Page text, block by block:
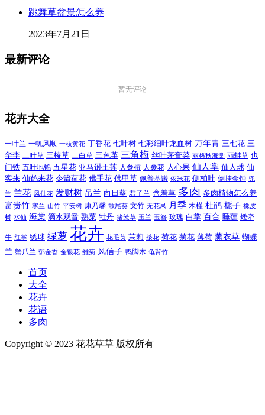
跳舞草盆景怎么养
2023年7月21日
最新评论
暂无评论
花卉大全
一叶兰 一帆风顺 一枝黄花 丁香花 七叶树 七彩细叶龙血树 万年青 三七花 三
华李 三叶草 三棱草 三白草 三色堇 三角梅 丝叶茅膏菜 丽格秋海棠 丽蚌草 也
门铁 五叶地锦 五星花 亚马逊王莲 人参榕 人参花 人心果 仙人掌 仙人球 仙
客来 仙鹤来花 令箭荷花 佛手花 佛甲草 佩普基诺 依米花 侧柏叶 倒挂金钟 兜
兰 兰花 凤仙花 发财树 吊兰 向日葵 君子兰 含羞草 多肉 多肉植物怎么养
富贵竹 寒兰 山竹 平安树 康乃馨 散尾葵 文竹 无花果 月季 木槿 杜鹃 栀子 橡皮
树 水仙 海棠 滴水观音 熟菜 牡丹 猪笼草 玉兰 玉簪 玫瑰 白掌 百合 睡莲 矮牵
牛 红掌 绣球 绿萝 花卉 花毛茛 茉莉 茶花 荷花 菊花 薄荷 薰衣草 蝴蝶
兰 蟹爪兰 郁金香 金银花 雏菊 风信子 鸭脚木 龟背竹
首页
大全
花卉
花语
多肉
Copyright © 2023 花花草草 版权所有